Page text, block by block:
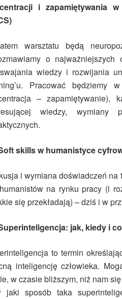
i zapamiętywania
warsztatu będą
o najważniejszych
wiedzy i rozwijania
Pracować będziemy
–
wiedzy, wymiany
skills w humanistyce
i wymiana doświadczeń
na rynku pracy (i
się przekładają) – dziś i w
jak, kiedy i
to termin
inteligencję człowieka.
w czasie bliższym, niż nam
sposób taka